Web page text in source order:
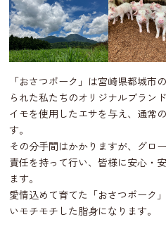
「おさつポーク」は宮崎県都城市
られた私たちのオリジナルブラン
イモを使用したエサを与え、通常
す。
その分手間はかかりますが、グロ
責任を持って行い、皆様に安心・
ます。
愛情込めて育てた「おさつポーク
いモチモチした脂身になります。